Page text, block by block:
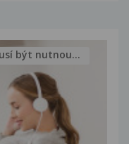
být nutnou...